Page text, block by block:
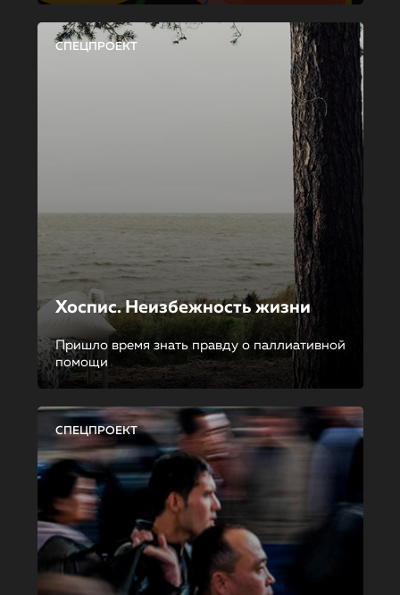
СПЕЦПРОЕКТ
Хоспис. Неизбежность жизни
Пришло время знать правду о паллиативной
помощи
СПЕЦПРОЕКТ